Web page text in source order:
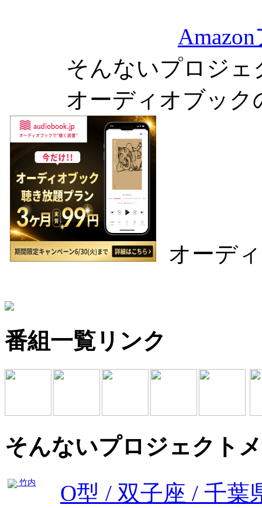
そんないプロジェ
オーディオブック
オーデ
番組一覧リンク
そんないプロジェクト
竹内 O型 / 双子座 / 千葉